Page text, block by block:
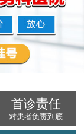
首诊责任
对患者负责到底